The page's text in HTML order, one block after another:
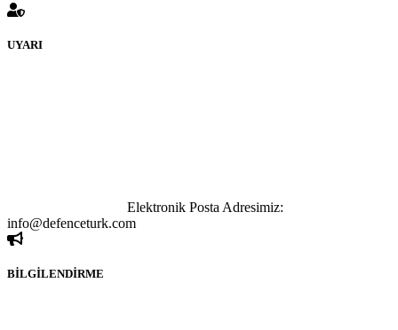
UYARI
Elektronik Posta Adresimiz:
info@defenceturk.com
BİLGİLENDİRME